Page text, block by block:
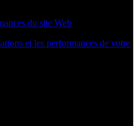
du site Web
et les performances de votre